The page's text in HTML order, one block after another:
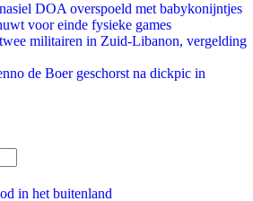
DOA overspoeld met babykonijntjes
voor einde fysieke games
militairen in Zuid-Libanon, vergelding
de Boer geschorst na dickpic in
in het buitenland